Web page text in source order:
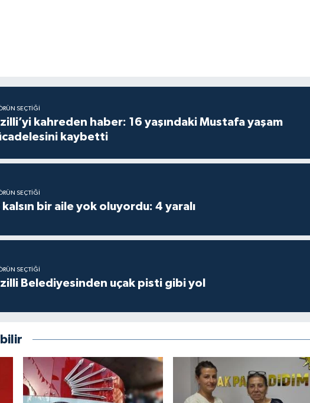
SEÇTIĞI
kahreden haber: 16 yaşındaki Mustafa yaşam
kaybetti
SEÇTIĞI
kalsın bir aile yok oluyordu: 4 yaralı
SEÇTIĞI
Belediyesinden uçak pisti gibi yol